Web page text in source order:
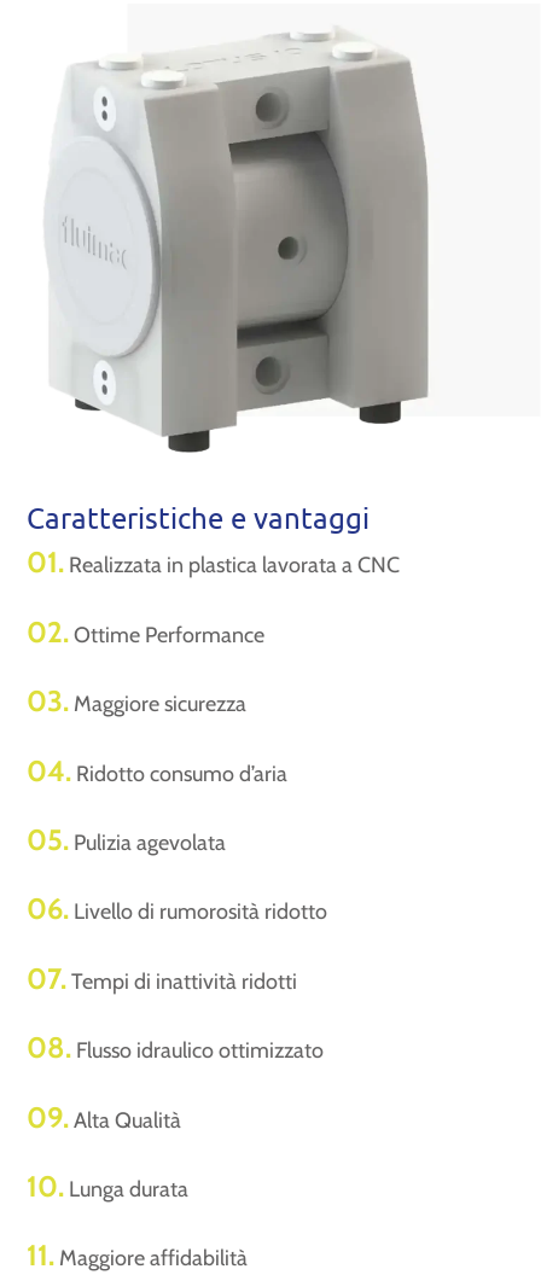
Caratteristiche e vantaggi
01. Realizzata in plastica lavorata a CNC
02.Ottime Performance
03. Maggiore sicurezza
04. Ridotto consumo d’aria
05. Pulizia agevolata
06. Livello di rumorosità ridotto
07.Tempi di inattività ridotti
08. Flusso idraulico ottimizzato
09.Alta Qualità
10. Lunga durata
11. Maggiore affidabilità